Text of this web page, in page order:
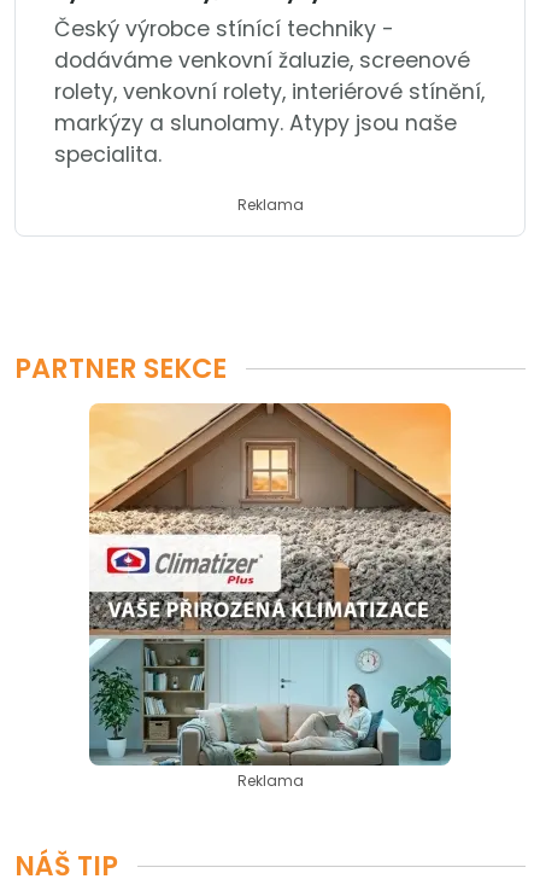
Český výrobce stínící techniky -
dodáváme venkovní žaluzie, screenové
rolety, venkovní rolety, interiérové stínění,
markýzy a slunolamy. Atypy jsou naše
specialita.
Reklama
PARTNER SEKCE
Reklama
NÁŠ TIP